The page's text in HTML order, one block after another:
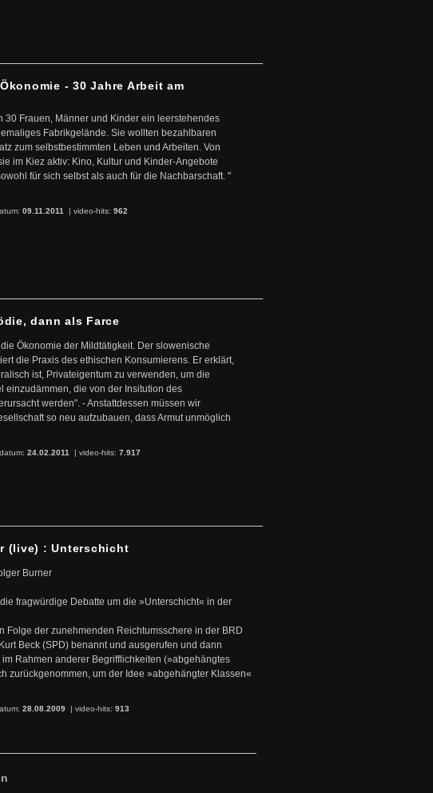
- 30 Jahre Arbeit am
30 Frauen, Männer und Kinder ein leerstehendes
Fabrikgelände. Sie wollten bezahlbaren
zum selbstbestimmten Leben und Arbeiten. Von
im Kiez aktiv: Kino, Kultur und Kinder-Angebote
für sich selbst als auch für die Nachbarschaft. "
09.11.2011 | video-hits: 962
dann als Farce
Ökonomie der Mildtätigkeit. Der slowenische
die Praxis des ethischen Konsumierens. Er erklärt,
ist, Privateigentum zu verwenden, um die
einzudämmen, die von der Insitution des
werden". - Anstattdessen müssen wir
so neu aufzubauen, dass Armut unmöglich
24.02.2011 | video-hits: 7.917
(live) : Unterschicht
Burner
fragwürdige Debatte um die »Unterschicht« in der
Folge der zunehmenden Reichtumsschere in der BRD
Beck (SPD) benannt und ausgerufen und dann
Rahmen anderer Begrifflichkeiten (»abgehängtes
zurückgenommen, um der Idee »abgehängter Klassen«
28.08.2009 | video-hits: 913